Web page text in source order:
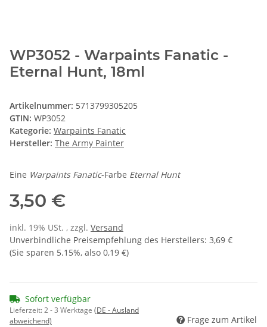
WP3052 - Warpaints Fanatic -
Eternal Hunt, 18ml
Artikelnummer: 5713799305205
GTIN: WP3052
Kategorie: Warpaints Fanatic
Hersteller: The Army Painter
Eine Warpaints Fanatic-Farbe Eternal Hunt
3,50 €
inkl. 19% USt. , zzgl. Versand
Unverbindliche Preisempfehlung des Herstellers: 3,69 €
(Sie sparen 5.15%, also 0,19 €)
Sofort verfügbar
Lieferzeit:2 - 3 Werktage (DE - Ausland
abweichend)
Frage zum Artikel